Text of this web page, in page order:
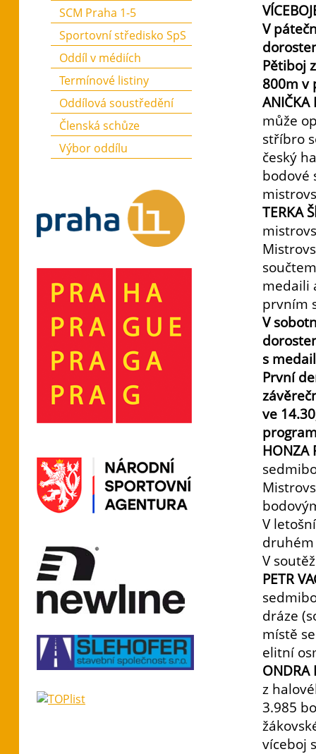
V
Pětiboj
800m v
ANIČKA
může
stříbro
český
bodové
TERKA
medaili
prvním
V
s
První
ve
HONZA
V
druhém
V
PETR
dráze
místě
elitní
ONDRA
z
3.985
víceboj
SCM Praha 1-5
Sportovní středisko SpS
Oddíl v médiích
Termínové listiny
Oddílová soustředění
Členská schůze
Výbor oddílu